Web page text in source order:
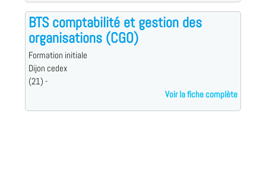
BTS comptabilité et gestion des
organisations (CGO)
Formation initiale
Dijon cedex
(21) -
Voir la fiche complète